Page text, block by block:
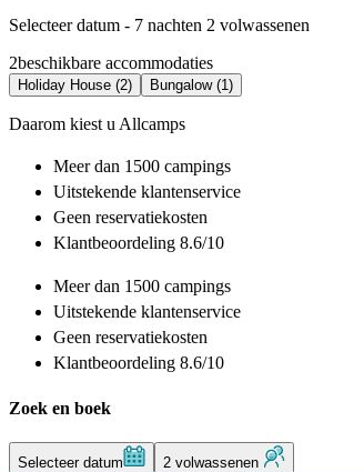
Selecteer datum - 7 nachten 2 volwassenen
2beschikbare accommodaties
Holiday House (2) Bungalow (1)
Daarom kiest u Allcamps
Meer dan 1500 campings
Uitstekende klantenservice
Geen reservatiekosten
Klantbeoordeling 8.6/10
Meer dan 1500 campings
Uitstekende klantenservice
Geen reservatiekosten
Klantbeoordeling 8.6/10
Zoek en boek
Selecteer datum 2 volwassenen